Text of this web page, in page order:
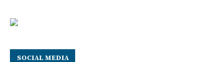
SOCIAL MEDIA